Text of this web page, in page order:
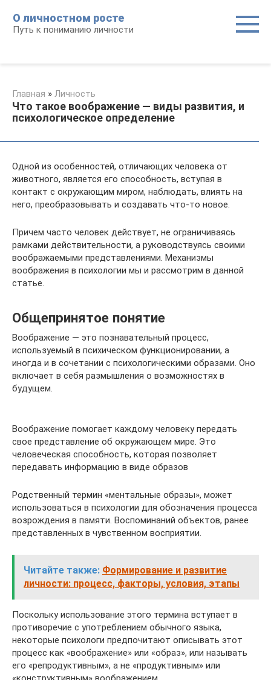
контенту
О личностном росте
Путь к пониманию личности
Главная » Личность
Что такое воображение — виды развития, и
психологическое определение
Одной из особенностей, отличающих человека от
животного, является его способность, вступая в
контакт с окружающим миром, наблюдать, влиять на
него, преобразовывать и создавать что-то новое.
Причем часто человек действует, не ограничиваясь
рамками действительности, а руководствуясь своими
воображаемыми представлениями. Механизмы
воображения в психологии мы и рассмотрим в данной
статье.
Общепринятое понятие
Воображение — это познавательный процесс,
используемый в психическом функционировании, а
иногда и в сочетании с психологическими образами. Оно
включает в себя размышления о возможностях в
будущем.
Воображение помогает каждому человеку передать
свое представление об окружающем мире. Это
человеческая способность, которая позволяет
передавать информацию в виде образов
Родственный термин «ментальные образы», может
использоваться в психологии для обозначения процесса
возрождения в памяти. Воспоминаний объектов, ранее
представленных в чувственном восприятии.
Читайте также: Формирование и развитие
личности: процесс, факторы, условия, этапы
Поскольку использование этого термина вступает в
противоречие с употреблением обычного языка,
некоторые психологи предпочитают описывать этот
процесс как «воображение» или «образ», или называть
его «репродуктивным», а не «продуктивным» или